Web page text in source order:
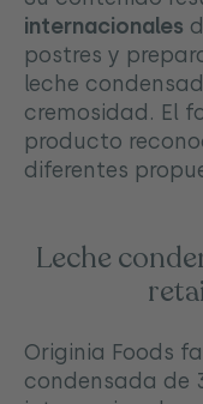
internacionales
postres y
leche
cremosidad. El
producto
diferentes
Leche
Originia Foods
condensada de